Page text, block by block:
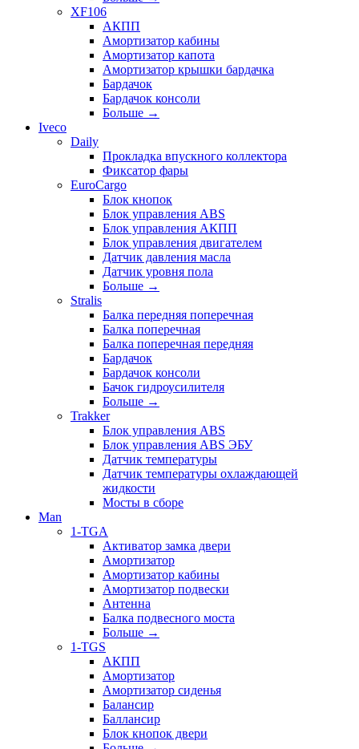
XF106
АКПП
Амортизатор кабины
Амортизатор капота
Амортизатор крышки бардачка
Бардачок
Бардачок консоли
Больше →
Iveco
Daily
Прокладка впускного коллектора
Фиксатор фары
EuroCargo
Блок кнопок
Блок управления ABS
Блок управления АКПП
Блок управления двигателем
Датчик давления масла
Датчик уровня пола
Больше →
Stralis
Балка передняя поперечная
Балка поперечная
Балка поперечная передняя
Бардачок
Бардачок консоли
Бачок гидроусилителя
Больше →
Trakker
Блок управления ABS
Блок управления ABS ЭБУ
Датчик температуры
Датчик температуры охлаждающей
жидкости
Мосты в сборе
Man
1-TGA
Активатор замка двери
Амортизатор
Амортизатор кабины
Амортизатор подвески
Антенна
Балка подвесного моста
Больше →
1-TGS
АКПП
Амортизатор
Амортизатор сиденья
Балансир
Баллансир
Блок кнопок двери